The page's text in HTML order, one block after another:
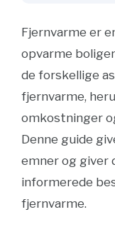
Fjernvarme er
opvarme
de forskellige
fjernvarme,
omkostninger
Denne guide
emner og
informerede
fjernvarme.